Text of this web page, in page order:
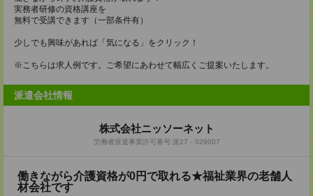
実務者研修の資格講座を
無料で受講できます（一部条件有）
少しでも興味があれば「気になる」をクリック！
※こちらは求人例です。ご希望にあわせて幅広くご提案いたします。
派遣会社情報
株式会社ニッソーネット
労働者派遣事業許可番号:派27－029007
働きながら介護資格が0円で取れる★福祉業界の老舗人
材会社です